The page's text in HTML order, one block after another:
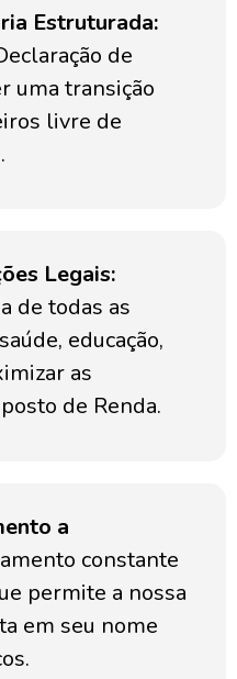
Estruturada:
de
uma transição
livre de
Legais:
de todas as
educação,
as
de Renda.
a
constante
permite a nossa
em seu nome